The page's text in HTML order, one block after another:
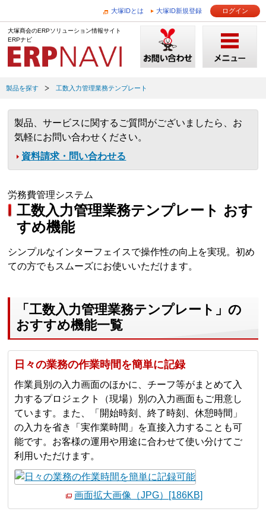
大塚IDとは 大塚ID新規登録 ログイン
大塚商会のERPソリューション情報サイト
ERPナビ
製品を探す 工数入力管理業務テンプレート
製品、サービスに関するご質問がございましたら、お
気軽にお問い合わせください。
資料請求・問い合わせる
労務費管理システム
工数入力管理業務テンプレート おす
すめ機能
シンプルなインターフェイスで操作性の向上を実現。初め
ての方でもスムーズにお使いいただけます。
「工数入力管理業務テンプレート」の
おすすめ機能一覧
日々の業務の作業時間を簡単に記録
作業員別の入力画面のほかに、チーフ等がまとめて入
力するプロジェクト（現場）別の入力画面もご用意し
ています。また、「開始時刻、終了時刻、休憩時間」
の入力を省き「実作業時間」を直接入力することも可
能です。お客様の運用や用途に合わせて使い分けてご
利用いただけます。
画面拡大画像（JPG）[186KB]